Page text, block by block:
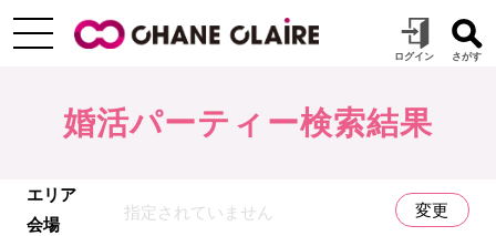
婚活パーティー検索結果
エリア
会場
指定されていません 変更